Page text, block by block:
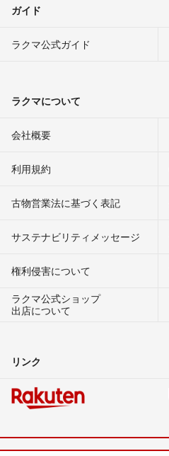
ガイド
ラクマ公式ガイド
ラクマについて
会社概要
利用規約
古物営業法に基づく表記
サステナビリティメッセージ
権利侵害について
ラクマ公式ショップ
出店について
リンク